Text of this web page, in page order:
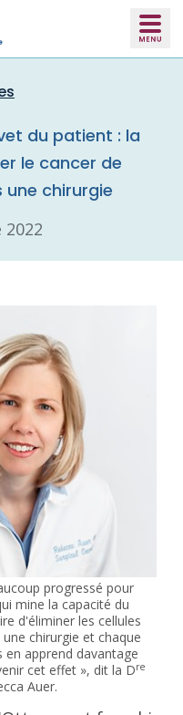
du patient : la
le cancer de
chirurgie
progressé pour
mine la capacité du
d'éliminer les cellules
chirurgie et chaque
en apprend davantage
cet effet », dit la Dre
Auer.